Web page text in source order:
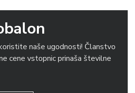
naše ugodnosti! Članstvo
cene vstopnic prinaša številne